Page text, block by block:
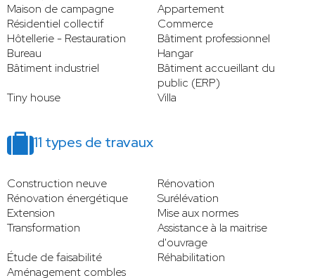
Maison de campagne
Appartement
Résidentiel collectif
Commerce
Hôtellerie - Restauration
Bâtiment professionnel
Bureau
Hangar
Bâtiment industriel
Bâtiment accueillant du
public (ERP)
Tiny house
Villa
11 types de travaux
Construction neuve
Rénovation
Rénovation énergétique
Surélévation
Extension
Mise aux normes
Transformation
Assistance à la maitrise
d'ouvrage
Étude de faisabilité
Réhabilitation
Aménagement combles